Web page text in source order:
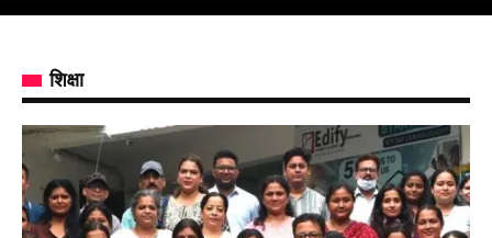
शिक्षा